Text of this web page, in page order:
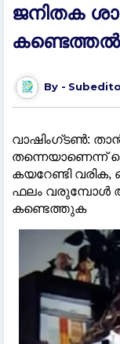
ജനിതക
കണ്ടെത്തൽ
വാഷിംഗ്ടണ്‍:
തന്നെയാണെന്ന്
കയറേണ്ടി
ഫലം വരുമ്പോള്‍
കണ്ടെത്തുക